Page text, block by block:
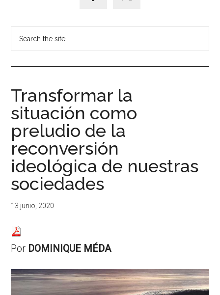
izquierda
Tanteos.
Cruces
de
caminos
Transformar la
situación como
preludio de la
reconversión
ideológica de nuestras
sociedades
13 junio, 2020
Por DOMINIQUE MÉDA